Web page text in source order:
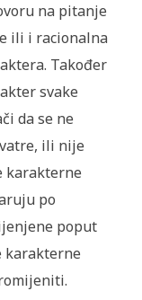
na pitanje
ili i racionalna
Također
svake
da se ne
ili nije
karakterne
po
poput
karakterne